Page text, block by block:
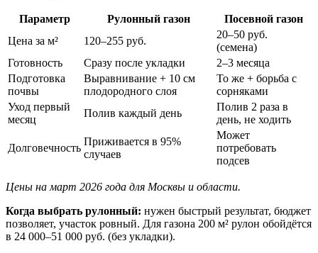
Параметр Рулонный газон
Посевной газон
Цена за м²
120–255 руб.
20–50 руб.
(семена)
Готовность
Сразу после укладки
2–3 месяца
Подготовка
почвы
Выравнивание + 10 см
плодородного слоя
То же + борьба с
сорняками
Уход первый
месяц
Полив каждый день
Полив 2 раза в
день, не ходить
Долговечность
Приживается в 95%
случаев
Может
потребовать
подсев
Цены на март 2026 года для Москвы и области.
Когда выбрать рулонный: нужен быстрый результат, бюджет
позволяет, участок ровный. Для газона 200 м² рулон обойдётся
в 24 000–51 000 руб. (без укладки).